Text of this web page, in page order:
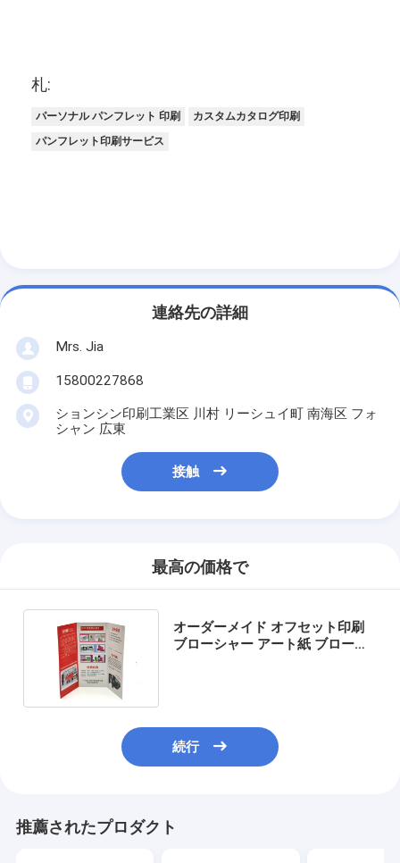
札:
パーソナル パンフレット 印刷
カスタムカタログ印刷
パンフレット印刷サービス
連絡先の詳細
Mrs. Jia
15800227868
ションシン印刷工業区 川村 リーシュイ町 南海区 フォ
シャン 広東
接触
最高の価格で
オーダーメイド オフセット印刷
ブローシャー アート紙 ブローシ
続行
推薦されたプロダクト